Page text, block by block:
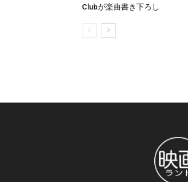
Clubが楽曲書き下ろし